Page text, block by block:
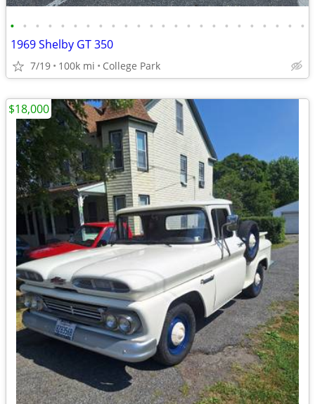
• • • • • • • • • • • • • • • • • • • • • • • •
1969 Shelby GT 350
7/19 100k mi College Park
$18,000